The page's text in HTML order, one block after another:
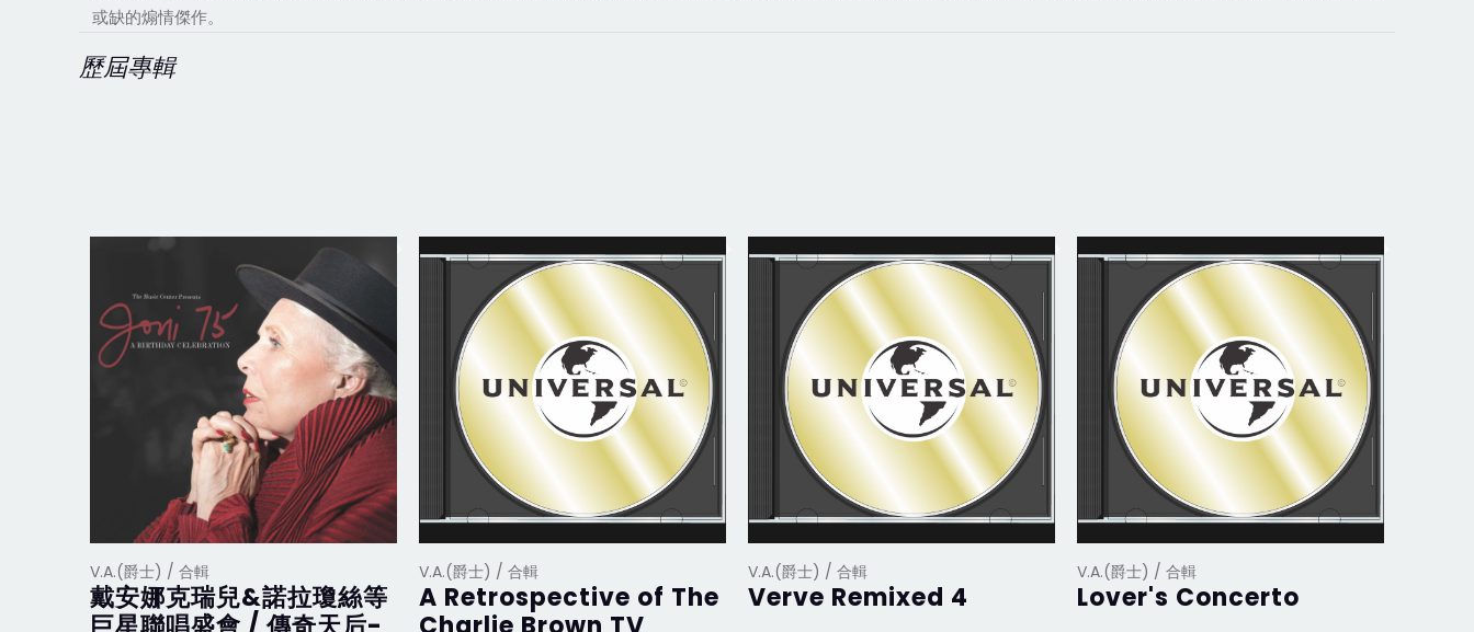
或缺的煽情傑作。
歷屆專輯
V.A.(爵士) / 合輯
戴安娜克瑞兒&諾拉瓊絲等
V.A.(爵士) / 合輯
A Retrospective of The
V.A.(爵士) / 合輯
Verve Remixed 4
V.A.(爵士) / 合輯
Lover's Concerto